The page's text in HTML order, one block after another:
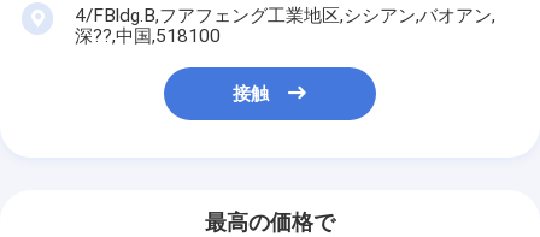
4/FBldg.B,フアフェング工業地区,シシアン,バオアン,
深??,中国,518100
接触
最高の価格で